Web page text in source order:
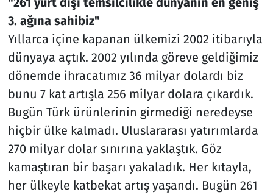
3. ağına sahibiz"
Yıllarca içine kapanan ülkemizi 2002 itibarıyla
dünyaya açtık. 2002 yılında göreve geldiğimiz
dönemde ihracatımız 36 milyar dolardı biz
bunu 7 kat artışla 256 milyar dolara çıkardık.
Bugün Türk ürünlerinin girmediği neredeyse
hiçbir ülke kalmadı. Uluslararası yatırımlarda
270 milyar dolar sınırına yaklaştık. Göz
kamaştıran bir başarı yakaladık. Her kıtayla,
her ülkeyle katbekat artış yaşandı. Bugün 261